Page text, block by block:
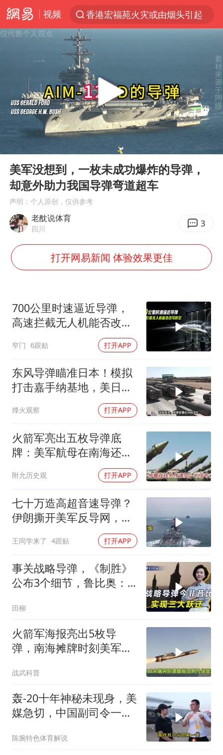
视频
香港宏福苑火灾或由烟头引起
“China Cool”火了，老外爱上中国避暑游
台风白海豚闭眼了
泰国初中生饮弹自尽前开了26枪
云南一地村民过火把节意外灼伤16人
预计“白海豚”明晚将在浙江舟山到福建福鼎一带沿海登陆
用AI造出新病毒意味着什么
美股创4月份以来最大单周涨幅
泰国校园枪击事件已致8死30余伤
光伏八巨头签署“不低于成本价”倡议
胡彦斌获《歌手2026》歌王
79岁老人被城管撞倒后离世案一审开庭
2名小孩玩手机低头幅度近乎折叠
四川宜宾地震网友称睡觉被摇醒
夯实基础开新局
Play
美军没想到，一枚未成功爆炸的导弹，
却意外助力我国导弹弯道超车
声明：个人原创，仅供参考
老酖说体育
四川 3
打开网易新闻 体验效果更佳
700公里时速逼近导弹，
高速拦截无人机能否改写
窄门 6跟贴 打开APP
东风导弹瞄准日本！模拟
打击嘉手纳基地，美日敢
烽火观察 打开APP
火箭军亮出五枚导弹底
牌：美军航母在南海还有
附允历史观 打开APP
七十万造高超音速导弹？
伊朗撕开美军反导网，炸
王同学来了 4跟贴 打开APP
事关战略导弹，《制胜》
公布3个细节，鲁比奥：
田柳
火箭军海报亮出5枚导
弹，南海摊牌时刻美军拦
战武科普
轰-20十年神秘未现身，美
媒急切，中国副司令一句
陈腕特色体育解说